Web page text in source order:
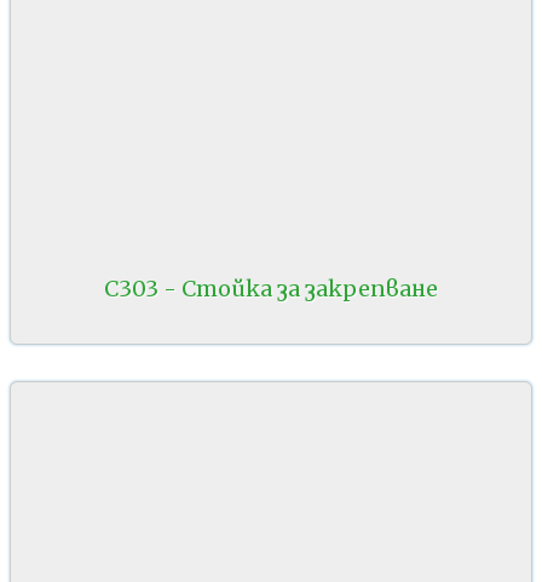
C303 - Стойка за закрепване